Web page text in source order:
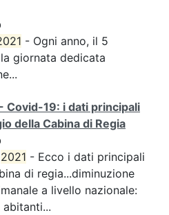
- Ogni anno, il 5
giornata dedicata
- Covid-19: i dati principali
della Cabina di Regia
2021 - Ecco i dati principali
di regia...diminuzione
a livello nazionale: